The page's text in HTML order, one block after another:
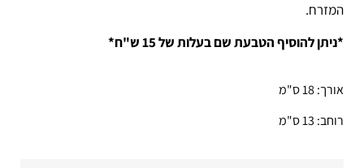
המזרח.
*ניתן להוסיף הטבעת שם בעלות של 15 ש"ח*
אורך: 18 ס"מ
רוחב: 13 ס"מ